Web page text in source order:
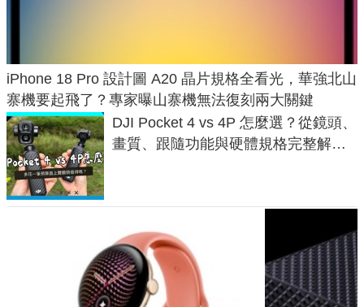
iPhone 18 Pro 設計圖 A20 晶片規格全看光，華強北山
寨機要起飛了？專家曝山寨機無法復刻兩大關鍵
DJI Pocket 4 vs 4P 怎麼選？從鏡頭、
畫質、跟隨功能與硬體規格完整解